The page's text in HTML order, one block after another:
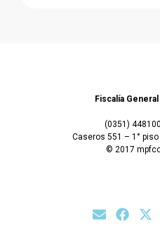
Fiscalía
(0351)
Caseros 551 – 1°
© 2017